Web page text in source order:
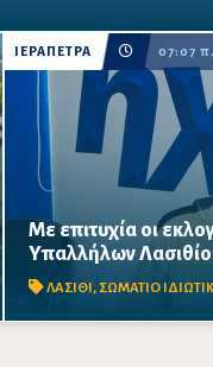
ΙΕΡΑΠΕΤΡΑ 07:07
Με επιτυχία οι
Υπαλλήλων
ΛΑΣΙΘΙ, ΣΩΜΑΤΙΟ
Μαζική συμμετοχή
σε Άγιο Νικόλαο,
διεκδικήσεις για